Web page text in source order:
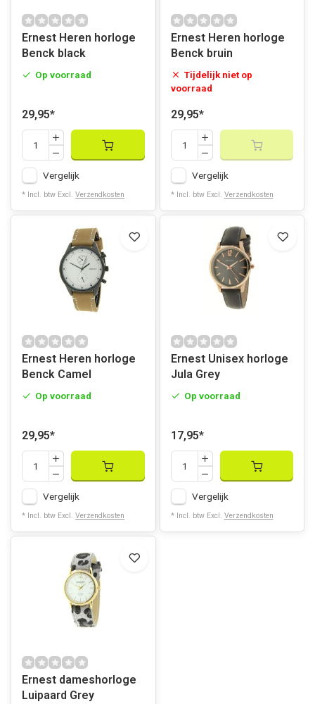
Ernest Heren horloge
Benck black
Op voorraad
29,95*
Vergelijk
* Incl. btw Excl. Verzendkosten
Ernest Heren horloge
Benck bruin
Tijdelijk niet op
voorraad
29,95*
Vergelijk
* Incl. btw Excl. Verzendkosten
Ernest Heren horloge
Benck Camel
Op voorraad
29,95*
Vergelijk
* Incl. btw Excl. Verzendkosten
Ernest Unisex horloge
Jula Grey
Op voorraad
17,95*
Vergelijk
* Incl. btw Excl. Verzendkosten
Ernest dameshorloge
Luipaard Grey